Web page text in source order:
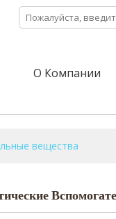
О Компании
вещества